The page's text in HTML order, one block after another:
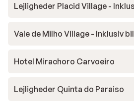
Lejligheder Placid Village -
Vale de Milho Village - Inklusiv
Hotel Mirachoro Carvoeiro
Lejligheder Quinta do Paraiso